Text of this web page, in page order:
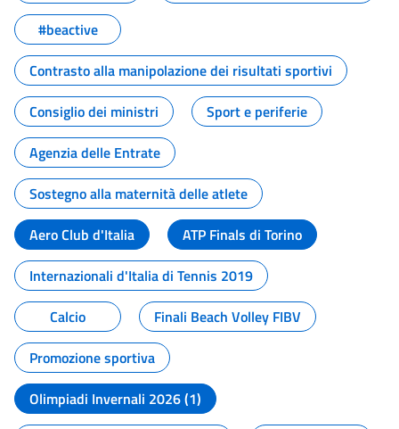
#beactive
Contrasto alla manipolazione dei risultati sportivi
Consiglio dei ministri
Sport e periferie
Agenzia delle Entrate
Sostegno alla maternità delle atlete
Aero Club d'Italia
ATP Finals di Torino
Internazionali d'Italia di Tennis 2019
Calcio
Finali Beach Volley FIBV
Promozione sportiva
Olimpiadi Invernali 2026 (1)